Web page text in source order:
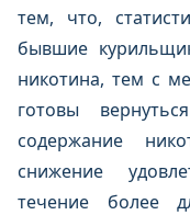
тем, что,
бывшие
никотина, тем с
готовы
содержание
снижение
течение более